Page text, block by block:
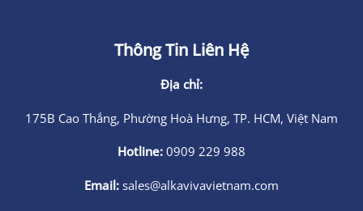
Thông Tin Liên Hệ
Địa chỉ:
175B Cao Thắng, Phường Hoà Hưng, TP. HCM, Việt Nam
Hotline: 0909 229 988
Email: sales@alkavivavietnam.com